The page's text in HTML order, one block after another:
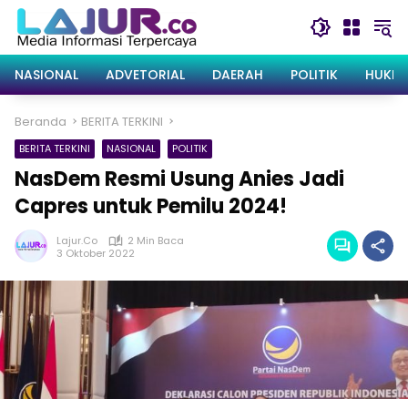
Langsung
konten
NASIONAL
ADVETORIAL DAERAH POLITIK
Beranda BERITA TERKINI
BERITA TERKINI NASIONAL POLITIK
NasDem Resmi Usung Anies Jadi
Capres untuk Pemilu 2024!
Lajur.co
2 Min Baca
3 Oktober 2022